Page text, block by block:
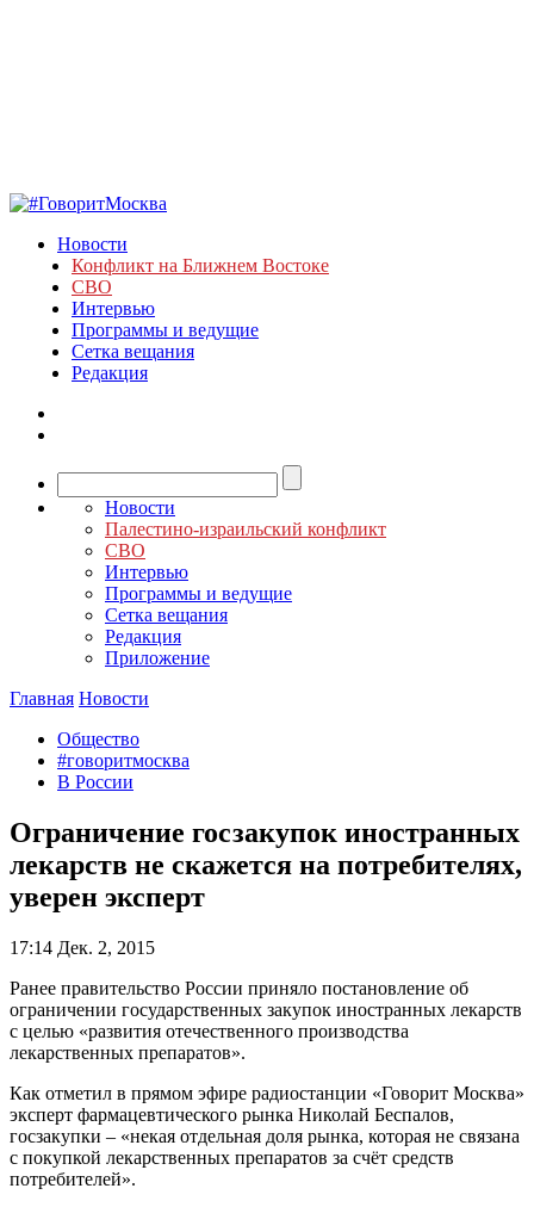
Новости
Конфликт на Ближнем Востоке
СВО
Интервью
Программы и ведущие
Сетка вещания
Редакция
Новости
Палестино-израильский конфликт
СВО
Интервью
Программы и ведущие
Сетка вещания
Редакция
Приложение
Главная Новости
Общество
#говоритмосква
В России
Ограничение госзакупок иностранных
лекарств не скажется на потребителях,
уверен эксперт
17:14 Дек. 2, 2015
Ранее правительство России приняло постановление об
ограничении государственных закупок иностранных лекарств
с целью «развития отечественного производства
лекарственных препаратов».
Как отметил в прямом эфире радиостанции «Говорит Москва»
эксперт фармацевтического рынка Николай Беспалов,
госзакупки – «некая отдельная доля рынка, которая не связана
с покупкой лекарственных препаратов за счёт средств
потребителей».